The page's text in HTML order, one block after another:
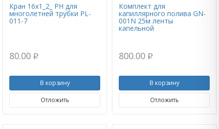
Кран 16x1_2_ РН для
многолетней трубки PL-
011-7
80.00 p
В корзину
Отложить
Комплект для
капиллярного полива GN-
001N 25м ленты
капельной
800.00 p
В корзину
Отложить